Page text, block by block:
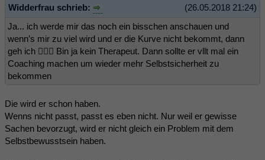
(26.05.2018 21:24)
Widderfrau schrieb:
Ja... ich werde mir das noch ein bisschen anschauen und
wenn’s mir zu viel wird und er die Kurve nicht bekommt, dann
geh ich 🤷🏻‍♀️ Bin ja kein Therapeut. Dann sollte er vllt mal ein
Coaching machen um wieder mehr Selbstsicherheit zu
bekommen
Die wird er schon haben.
Wenns nicht passt, passt es eben nicht. Nur weil er gewisse
Sachen bevorzugt, wird er nicht gleich ein Problem mit dem
Selbstbewusstsein haben.